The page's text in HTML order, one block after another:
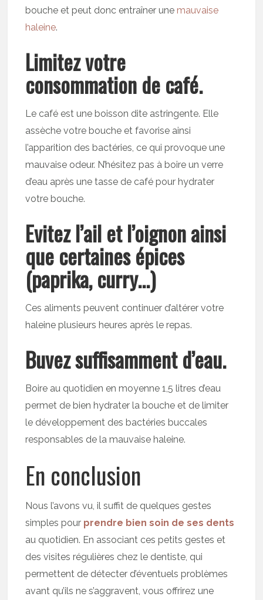
bouche et peut donc entraîner une mauvaise
haleine.
Limitez votre
consommation de café.
Le café est une boisson dite astringente. Elle
assèche votre bouche et favorise ainsi
l’apparition des bactéries, ce qui provoque une
mauvaise odeur. N’hésitez pas à boire un verre
d’eau après une tasse de café pour hydrater
votre bouche.
Evitez l’ail et l’oignon ainsi
que certaines épices
(paprika, curry…)
Ces aliments peuvent continuer d’altérer votre
haleine plusieurs heures après le repas.
Buvez suffisamment d’eau.
Boire au quotidien en moyenne 1,5 litres d’eau
permet de bien hydrater la bouche et de limiter
le développement des bactéries buccales
responsables de la mauvaise haleine.
En conclusion
Nous l’avons vu, il suffit de quelques gestes
simples pour prendre bien soin de ses dents
au quotidien. En associant ces petits gestes et
des visites régulières chez le dentiste, qui
permettent de détecter d’éventuels problèmes
avant qu’ils ne s’aggravent, vous offrirez une